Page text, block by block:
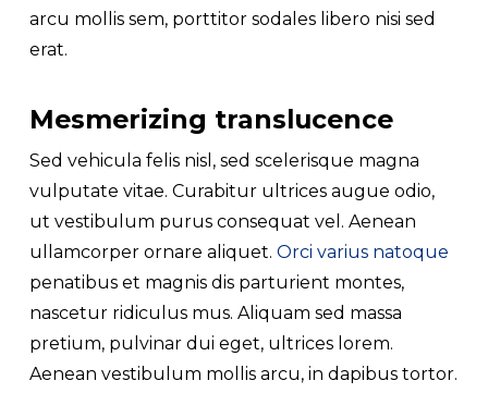
arcu mollis sem, porttitor sodales libero nisi sed
erat.
Mesmerizing translucence
Sed vehicula felis nisl, sed scelerisque magna
vulputate vitae. Curabitur ultrices augue odio,
ut vestibulum purus consequat vel. Aenean
ullamcorper ornare aliquet. Orci varius natoque
penatibus et magnis dis parturient montes,
nascetur ridiculus mus. Aliquam sed massa
pretium, pulvinar dui eget, ultrices lorem.
Aenean vestibulum mollis arcu, in dapibus tortor.